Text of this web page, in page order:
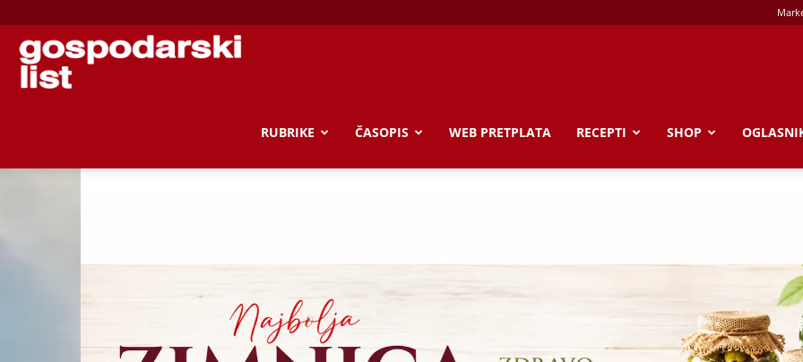
Gospodarski
RUBRIKE ČASOPIS WEB PRETPLATA RECEPTI SHOP